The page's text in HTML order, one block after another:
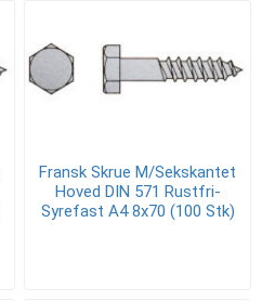
Fransk Skrue M/Sekskantet
Hoved DIN 571 Rustfri-
Syrefast A4 8x70 (100 Stk)